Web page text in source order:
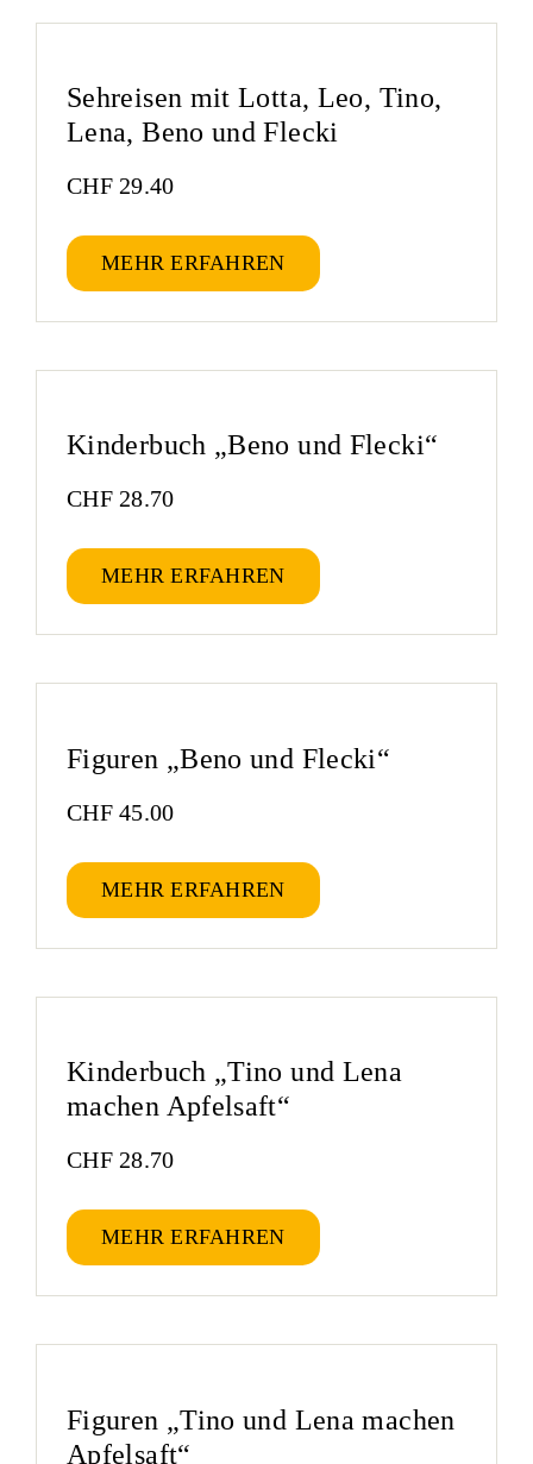
Sehreisen mit Lotta, Leo, Tino,
Lena, Beno und Flecki
CHF29.40
MEHR ERFAHREN
Kinderbuch „Beno und Flecki“
CHF28.70
MEHR ERFAHREN
Figuren „Beno und Flecki“
CHF45.00
MEHR ERFAHREN
Kinderbuch „Tino und Lena
machen Apfelsaft“
CHF28.70
MEHR ERFAHREN
Figuren „Tino und Lena machen
Apfelsaft“